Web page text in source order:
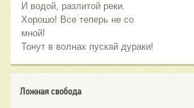
И водой, разлитой реки.
Хорошо! Все теперь не со
мной!
Тонут в волнах пускай дураки!
Ложная свобода